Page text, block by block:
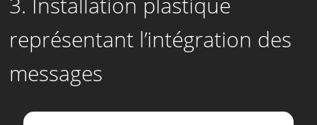
représentant l’intégration des
messages